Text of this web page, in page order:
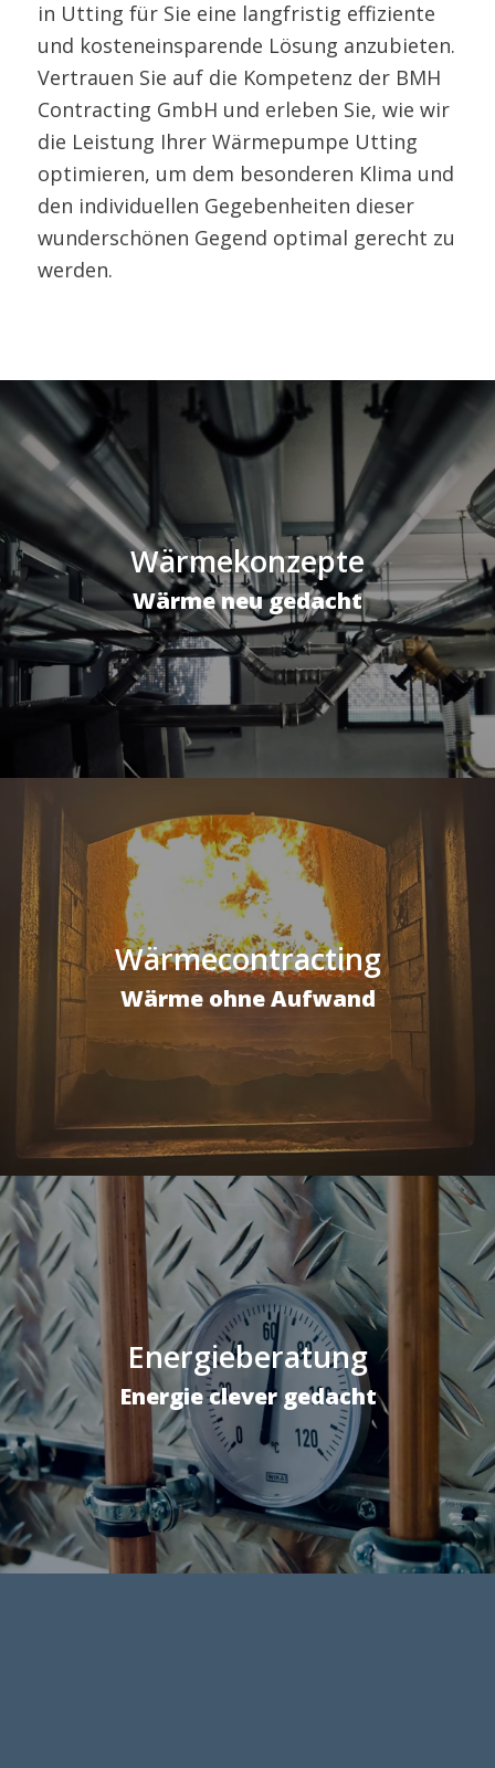
in Utting für Sie eine langfristig effiziente
und kosteneinsparende Lösung anzubieten.
Vertrauen Sie auf die Kompetenz der BMH
Contracting GmbH und erleben Sie, wie wir
die Leistung Ihrer Wärmepumpe Utting
optimieren, um dem besonderen Klima und
den individuellen Gegebenheiten dieser
wunderschönen Gegend optimal gerecht zu
werden.
Wärmekonzepte
Wärme neu gedacht
Wärmecontracting
Wärme ohne Aufwand
Energieberatung
Energie clever gedacht